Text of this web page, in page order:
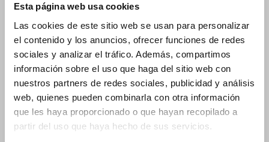
Esta página web usa cookies
Las cookies de este sitio web se usan para personalizar
el contenido y los anuncios, ofrecer funciones de redes
sociales y analizar el tráfico. Además, compartimos
información sobre el uso que haga del sitio web con
nuestros partners de redes sociales, publicidad y análisis
web, quienes pueden combinarla con otra información
que les haya proporcionado o que hayan recopilado a
partir del uso que haya hecho de sus servicios.
India: Bendición e inauguración del «Lumen
Carmeli»